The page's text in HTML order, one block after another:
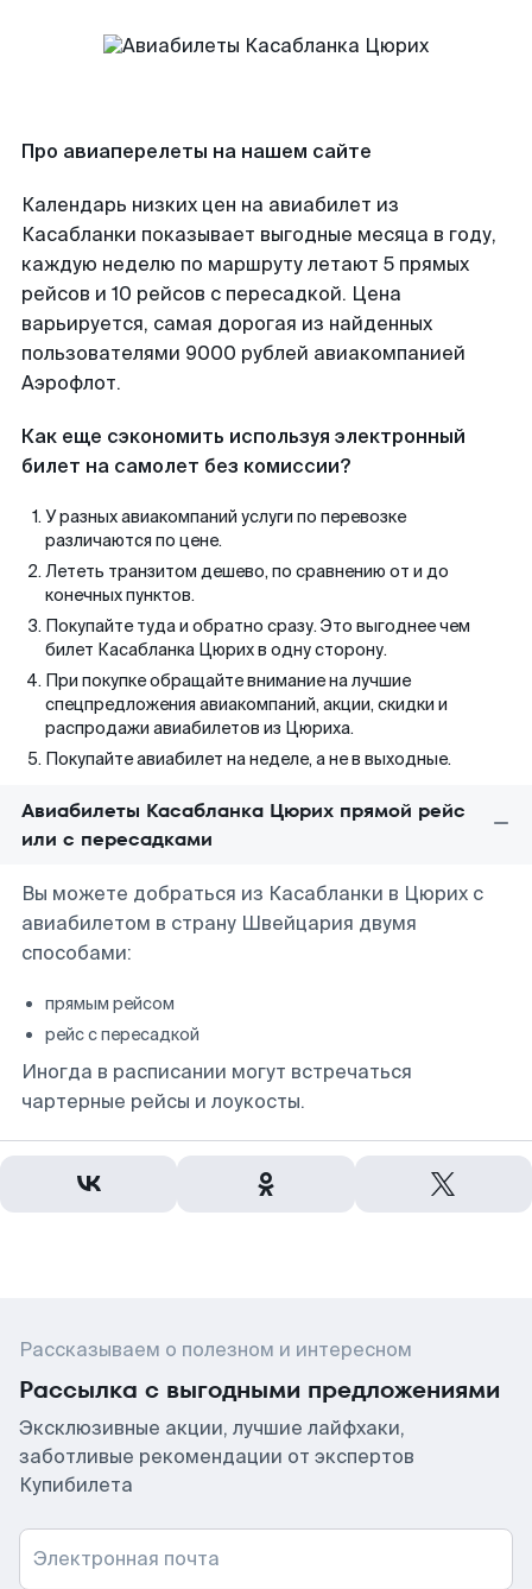
Про авиаперелеты на нашем сайте
Календарь низких цен на авиабилет из
Касабланки показывает выгодные месяца в году,
каждую неделю по маршруту летают 5 прямых
рейсов и 10 рейсов с пересадкой. Цена
варьируется, самая дорогая из найденных
пользователями 9000 рублей авиакомпанией
Аэрофлот.
Как еще сэкономить используя электронный
билет на самолет без комиссии?
У разных авиакомпаний услуги по перевозке
различаются по цене.
Лететь транзитом дешево, по сравнению от и до
конечных пунктов.
Покупайте туда и обратно сразу. Это выгоднее чем
билет Касабланка Цюрих в одну сторону.
При покупке обращайте внимание на лучшие
спецпредложения авиакомпаний, акции, скидки и
распродажи авиабилетов из Цюриха.
Покупайте авиабилет на неделе, а не в выходные.
Авиабилеты Касабланка Цюрих прямой рейс
или с пересадками
Вы можете добраться из Касабланки в Цюрих с
авиабилетом в страну Швейцария двумя
способами:
прямым рейсом
рейс с пересадкой
Иногда в расписании могут встречаться
чартерные рейсы и лоукосты.
Рассказываем о полезном и интересном
Рассылка с выгодными предложениями
Эксклюзивные акции, лучшие лайфхаки,
заботливые рекомендации от экспертов
Купибилета
Электронная почта